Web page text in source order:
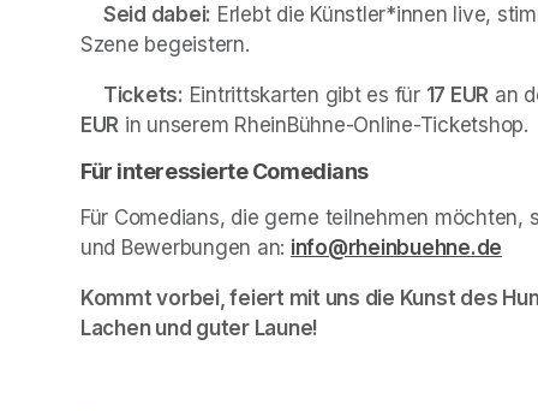
Seid dabei: Erlebt die Künstler*innen live,
Szene begeistern.
Tickets: Eintrittskarten gibt es für 17 EUR an
EUR in unserem RheinBühne-Online-Ticketshop.
Für interessierte Comedians
Für Comedians, die gerne teilnehmen
und Bewerbungen an: info@rheinbuehne.de
Kommt vorbei, feiert mit uns die Kunst des
Lachen und guter Laune!